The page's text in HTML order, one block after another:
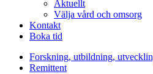
Aktuellt
Välja vård och omsorg
Kontakt
Boka tid
Forskning, utbildning,
Remittent